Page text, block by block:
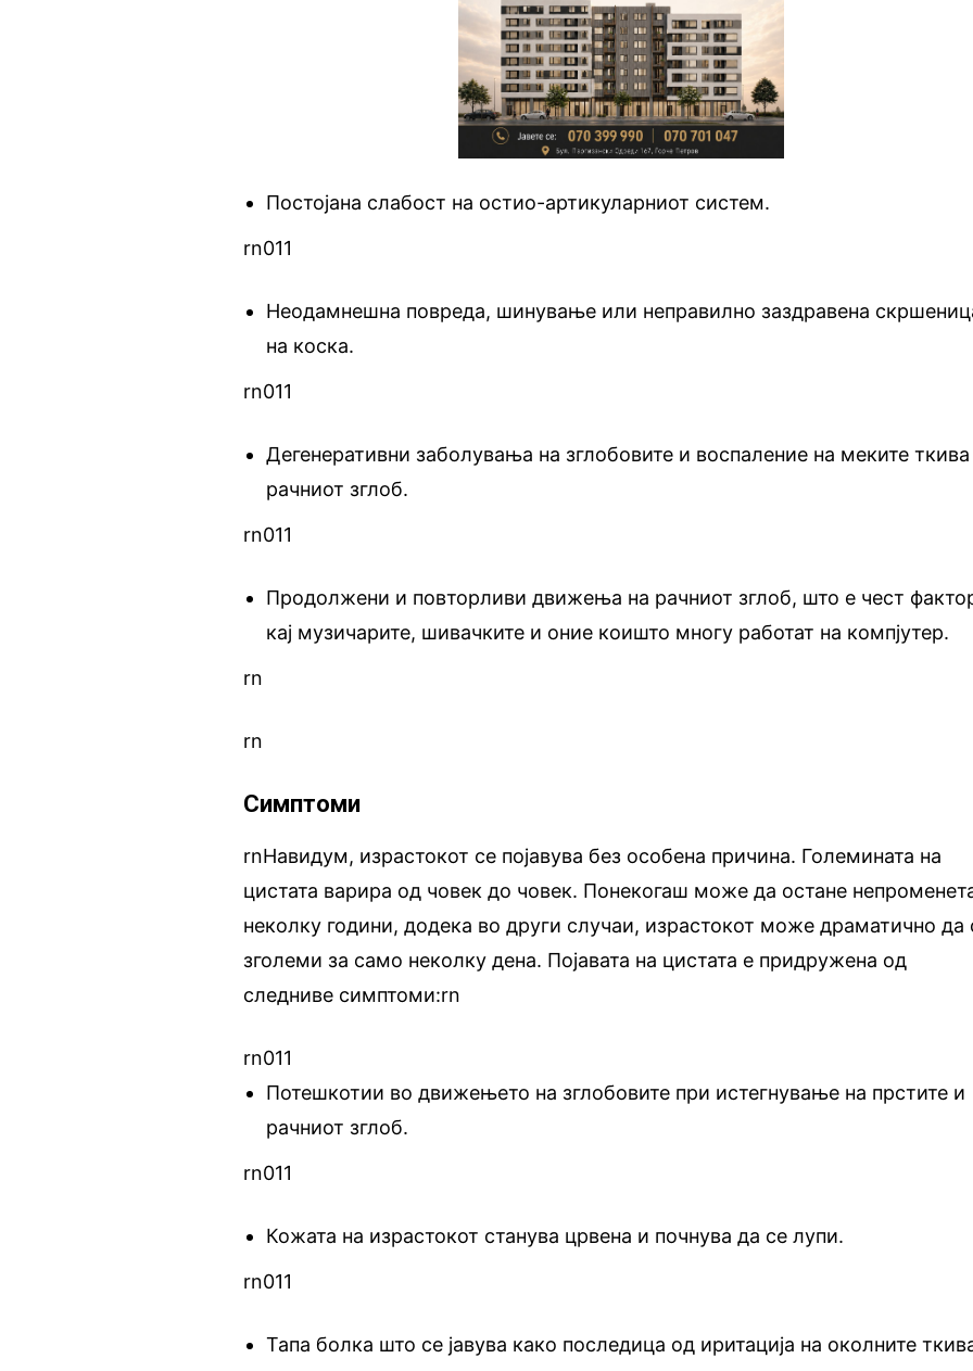
Постојана слабост на остио-артикуларниот систем.
rn011
Неодамнешна повреда, шинување или неправилно заздравена
на коска.
rn011
Дегенеративни заболувања на зглобовите и воспаление на меките
рачниот зглоб.
rn011
Продолжени и повторливи движења на рачниот зглоб, што е чест
кај музичарите, шивачките и оние коишто многу работат на компјутер.
rn
rn
Симптоми
rnНавидум, израстокот се појавува без особена причина. Големината на
цистата варира од човек до човек. Понекогаш може да остане
неколку години, додека во други случаи, израстокот може драматично да
зголеми за само неколку дена. Појавата на цистата е придружена од
следниве симптоми:rn
rn011
Потешкотии во движењето на зглобовите при истегнување на прстите и
рачниот зглоб.
rn011
Кожата на израстокот станува црвена и почнува да се лупи.
rn011
Тапа болка што се јавува како последица од иритација на околните